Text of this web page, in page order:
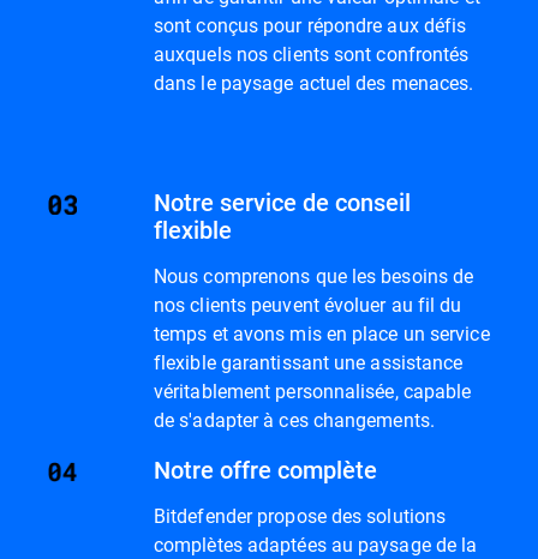
sont conçus pour répondre aux défis
auxquels nos clients sont confrontés
dans le paysage actuel des menaces.
Notre service de conseil
flexible
Nous comprenons que les besoins de
nos clients peuvent évoluer au fil du
temps et avons mis en place un service
flexible garantissant une assistance
véritablement personnalisée, capable
de s'adapter à ces changements.
Notre offre complète
Bitdefender propose des solutions
complètes adaptées au paysage de la